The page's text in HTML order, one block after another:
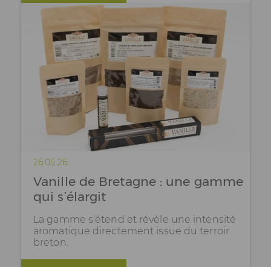
26.05.26
Vanille de Bretagne : une gamme
qui s’élargit
La gamme s’étend et révèle une intensité
aromatique directement issue du terroir
breton.